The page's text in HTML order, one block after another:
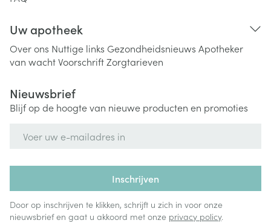
Uw apotheek
Over ons Nuttige links Gezondheidsnieuws Apotheker
van wachtVoorschriftZorgtarieven
Nieuwsbrief
Blijf op de hoogte van nieuwe producten en promoties
Inschrijven
Door op inschrijven te klikken, schrijft u zich in voor onze
nieuwsbrief en gaat u akkoord met onze privacy policy.